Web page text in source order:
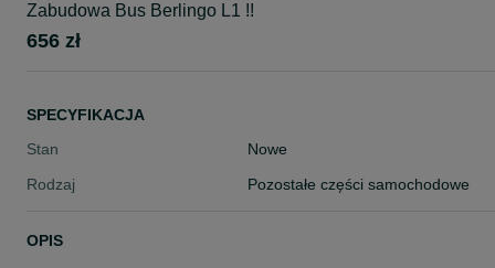
Zabudowa Bus Berlingo L1 !!
656 zł
SPECYFIKACJA
Stan
Nowe
Rodzaj
Pozostałe części samochodowe
OPIS